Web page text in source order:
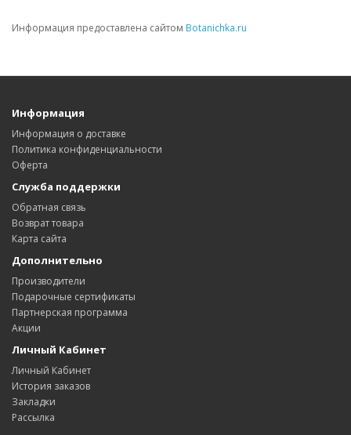
Информация предоставлена сайтом Botanichka.ru
Информация
Информация о доставке
Политика конфиденциальности
Оферта
Служба поддержки
Обратная связь
Возврат товара
Карта сайта
Дополнительно
Производители
Подарочные сертификаты
Партнерская программа
Акции
Личный Кабинет
Личный Кабинет
История заказов
Закладки
Рассылка